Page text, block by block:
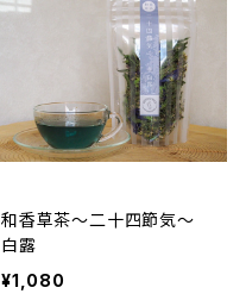
和香草茶～二十四節気～
白露
¥1,080